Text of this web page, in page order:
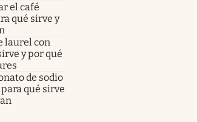
el café
qué sirve y
laurel con
y por qué
de sodio
qué sirve